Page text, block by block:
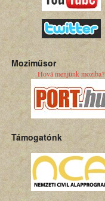
Moziműsor
Hová menjünk moziba?
Támogatónk